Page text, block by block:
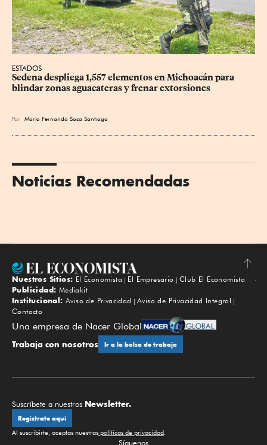
ESTADOS
Sedena despliega 1,557 elementos en Michoacán para
blindar zonas aguacateras y frenar extorsiones
Por María Fernanda Sosa Santiago
Noticias Recomendadas
Subir
Nuestros Sitios: El Economista El Empresario
Club El Economista
Publicidad: Mediakit
Institucional: Aviso de Privacidad
Aviso de Privacidad Integral
Contacto
Una empresa de Nacer Global
Trabaja con nosotros Ir a la bolsa de trabajo
Suscríbete a nuestros Newsletter.
Regístrate aquí
Al suscribirte, aceptas nuestras políticas de privacidad.
Síguenos